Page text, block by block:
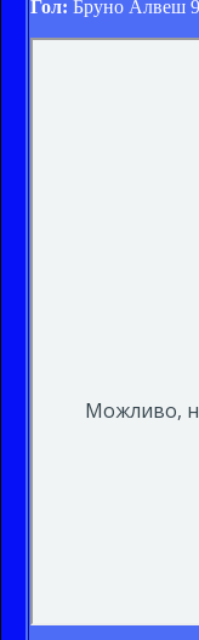
Гол: Бруно Алвеш